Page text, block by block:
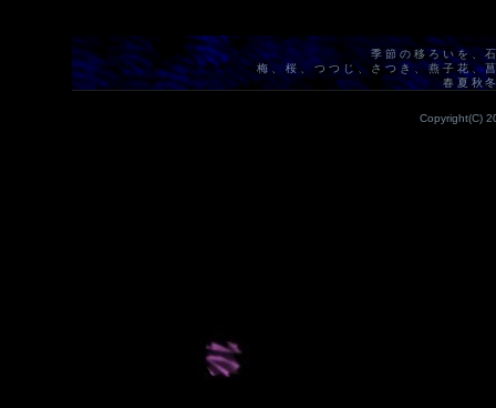
季節の移ろいを、
梅、桜、つつじ、さつき、燕子花、
春夏秋
Copyright(C)